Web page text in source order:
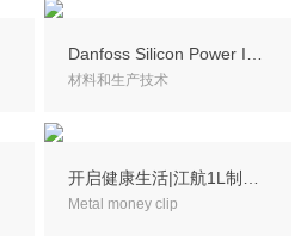
Danfoss Silicon Power IGBT 模块和模组
材料和生产技术
Metal money clip